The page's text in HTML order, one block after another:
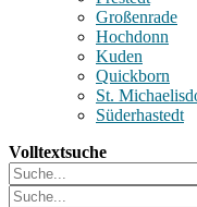
Großenrade
Hochdonn
Kuden
Quickborn
St.
Süderhastedt
Volltextsuche